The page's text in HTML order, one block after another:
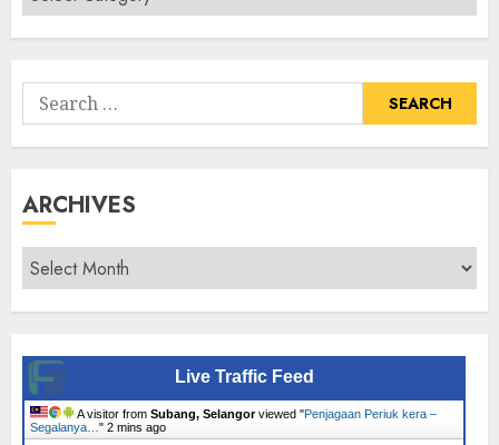
Senarai
Tumbuhan
Search
for:
ARCHIVES
Archives
Live Traffic Feed
A visitor from Subang, Selangorviewed "Penjagaan Periuk kera –
Segalanya… " 2 mins ago